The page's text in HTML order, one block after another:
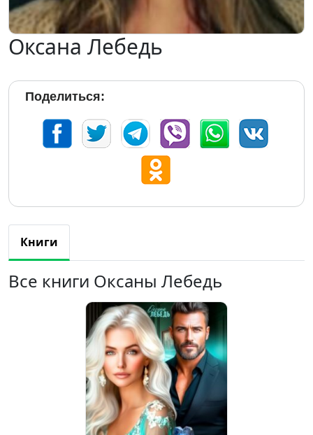
Оксана Лебедь
Поделиться:
Книги
Все книги Оксаны Лебедь